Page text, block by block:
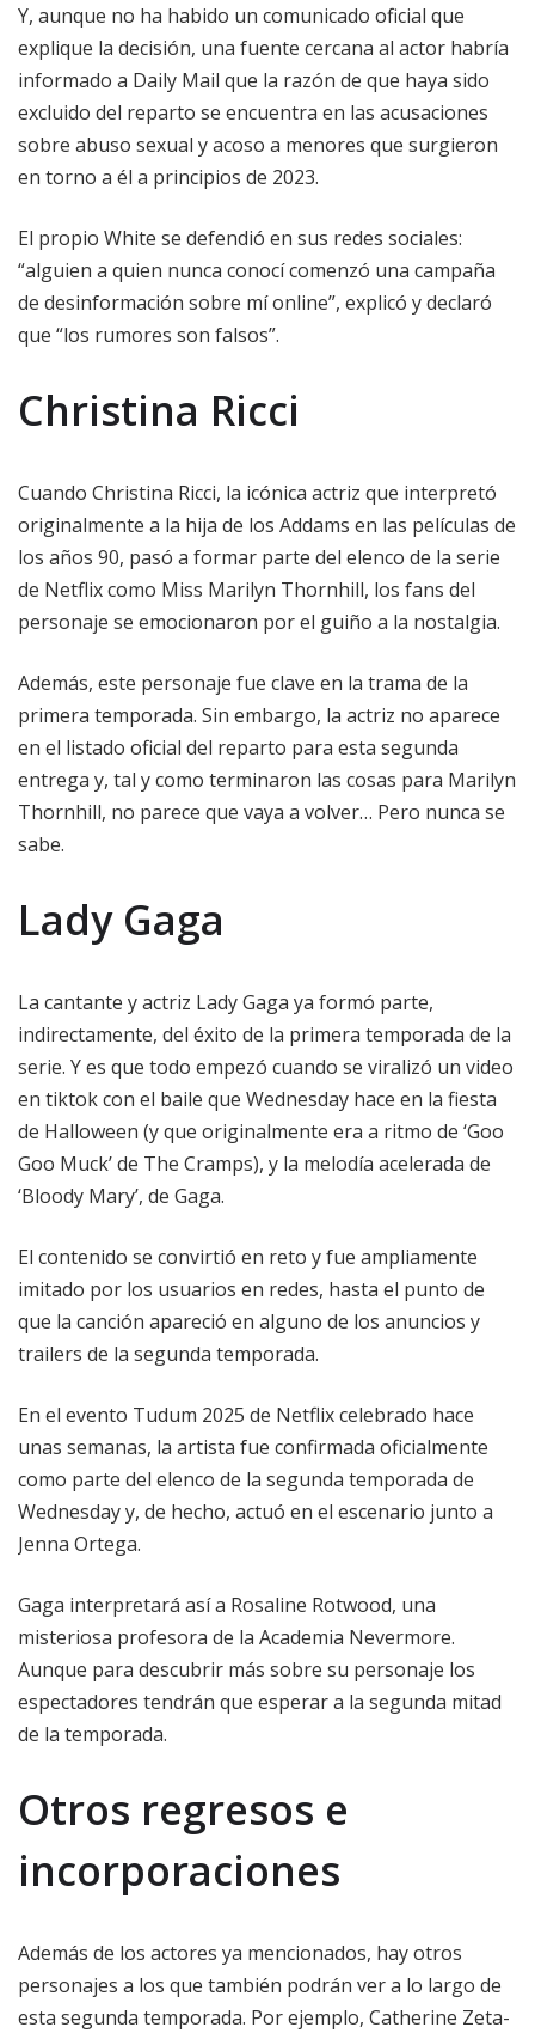
Y, aunque no ha habido un comunicado oficial que
explique la decisión, una fuente cercana al actor habría
informado a Daily Mail que la razón de que haya sido
excluido del reparto se encuentra en las acusaciones
sobre abuso sexual y acoso a menores que surgieron
en torno a él a principios de 2023.
El propio White se defendió en sus redes sociales:
“alguien a quien nunca conocí comenzó una campaña
de desinformación sobre mí online”, explicó y declaró
que “los rumores son falsos”.
Christina Ricci
Cuando Christina Ricci, la icónica actriz que interpretó
originalmente a la hija de los Addams en las películas de
los años 90, pasó a formar parte del elenco de la serie
de Netflix como Miss Marilyn Thornhill, los fans del
personaje se emocionaron por el guiño a la nostalgia.
Además, este personaje fue clave en la trama de la
primera temporada. Sin embargo, la actriz no aparece
en el listado oficial del reparto para esta segunda
entrega y, tal y como terminaron las cosas para Marilyn
Thornhill, no parece que vaya a volver… Pero nunca se
sabe.
Lady Gaga
La cantante y actriz Lady Gaga ya formó parte,
indirectamente, del éxito de la primera temporada de la
serie. Y es que todo empezó cuando se viralizó un video
en tiktok con el baile que Wednesday hace en la fiesta
de Halloween (y que originalmente era a ritmo de ‘Goo
Goo Muck’ de The Cramps), y la melodía acelerada de
‘Bloody Mary’, de Gaga.
El contenido se convirtió en reto y fue ampliamente
imitado por los usuarios en redes, hasta el punto de
que la canción apareció en alguno de los anuncios y
trailers de la segunda temporada.
En el evento Tudum 2025 de Netflix celebrado hace
unas semanas, la artista fue confirmada oficialmente
como parte del elenco de la segunda temporada de
Wednesday y, de hecho, actuó en el escenario junto a
Jenna Ortega.
Gaga interpretará así a Rosaline Rotwood, una
misteriosa profesora de la Academia Nevermore.
Aunque para descubrir más sobre su personaje los
espectadores tendrán que esperar a la segunda mitad
de la temporada.
Otros regresos e
incorporaciones
Además de los actores ya mencionados, hay otros
personajes a los que también podrán ver a lo largo de
esta segunda temporada. Por ejemplo, Catherine Zeta-